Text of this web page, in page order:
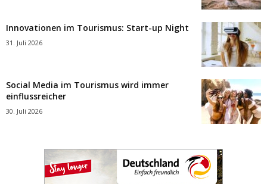
Innovationen im Tourismus: Start-up Night
31. Juli 2026
Social Media im Tourismus wird immer
einflussreicher
30. Juli 2026